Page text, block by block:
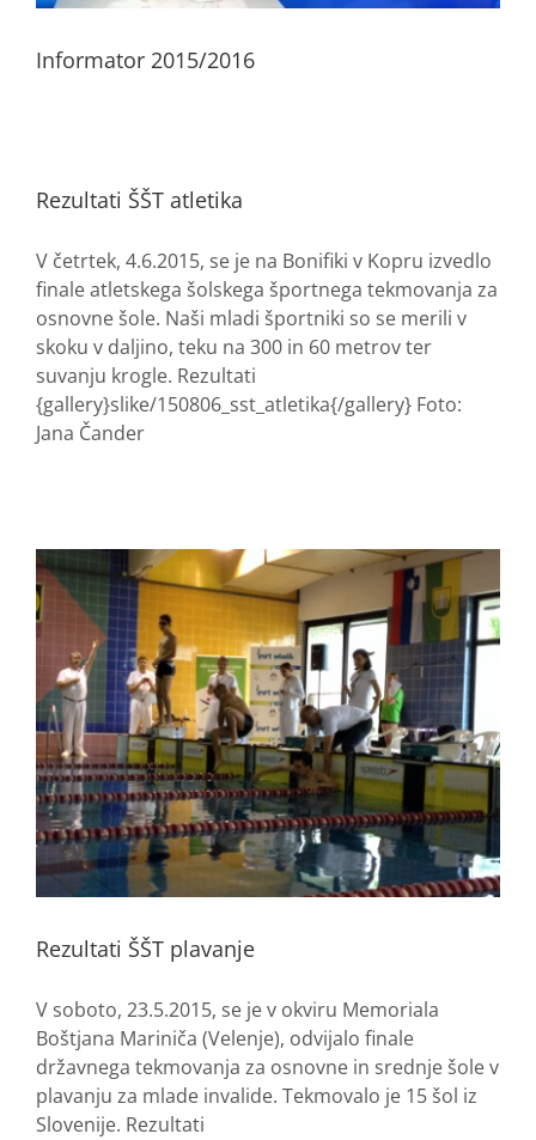
Informator 2015/2016
Rezultati ŠŠT atletika
V četrtek, 4.6.2015, se je na Bonifiki v Kopru izvedlo
finale atletskega šolskega športnega tekmovanja za
osnovne šole. Naši mladi športniki so se merili v
skoku v daljino, teku na 300 in 60 metrov ter
suvanju krogle. Rezultati
{gallery}slike/150806_sst_atletika{/gallery} Foto:
Jana Čander
Rezultati ŠŠT plavanje
V soboto, 23.5.2015, se je v okviru Memoriala
Boštjana Mariniča (Velenje), odvijalo finale
državnega tekmovanja za osnovne in srednje šole v
plavanju za mlade invalide. Tekmovalo je 15 šol iz
Slovenije. Rezultati